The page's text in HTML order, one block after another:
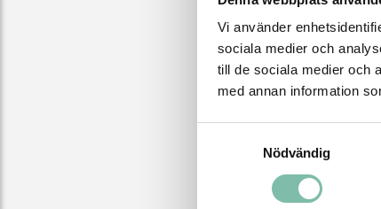
Vi använder
sociala medier och
till de sociala medier och
med annan information
Nödvändig